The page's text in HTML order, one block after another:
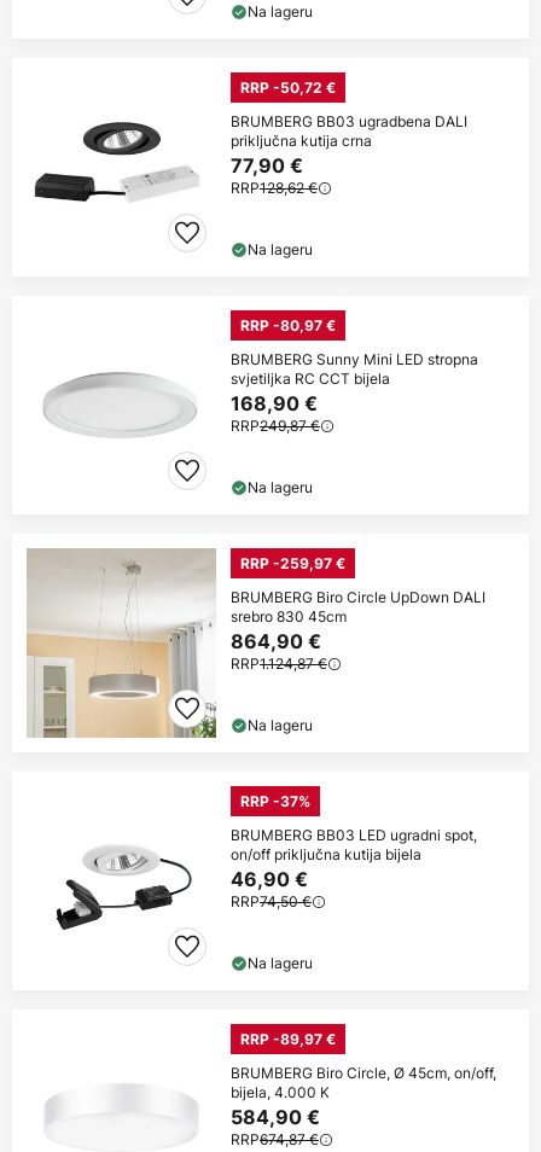
Na lageru
RRP -50,72 €
BRUMBERG BB03 ugradbena DALI
priključna kutija crna
77,90 €
RRP128,62 €
Na lageru
RRP -80,97 €
BRUMBERG Sunny Mini LED stropna
svjetiljka RC CCT bijela
168,90 €
RRP249,87 €
Na lageru
RRP -259,97 €
BRUMBERG Biro Circle UpDown DALI
srebro 830 45cm
864,90 €
RRP1.124,87 €
Na lageru
RRP -37%
BRUMBERG BB03 LED ugradni spot,
on/off priključna kutija bijela
46,90 €
RRP74,50 €
Na lageru
RRP -89,97 €
BRUMBERG Biro Circle, Ø 45cm, on/off,
bijela, 4.000 K
584,90 €
RRP674,87 €